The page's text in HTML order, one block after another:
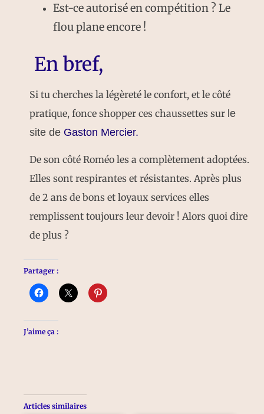
Est-ce autorisé en compétition ? Le
flou plane encore !
En bref,
Si tu cherches la légèreté le confort, et le côté
pratique, fonce shopper ces chaussettes sur le
site de Gaston Mercier.
De son côté Roméo les a complètement adoptées.
Elles sont respirantes et résistantes. Après plus
de 2 ans de bons et loyaux services elles
remplissent toujours leur devoir ! Alors quoi dire
de plus ?
Partager :
J’aime ça :
Articles similaires